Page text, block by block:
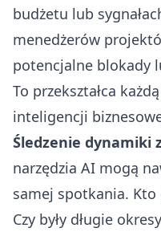
budżetu lub
menedżerów
potencjalne blokady
To przekształca
inteligencji
Śledzenie dynamiki
narzędzia AI mogą
samej spotkania. Kto
Czy były długie